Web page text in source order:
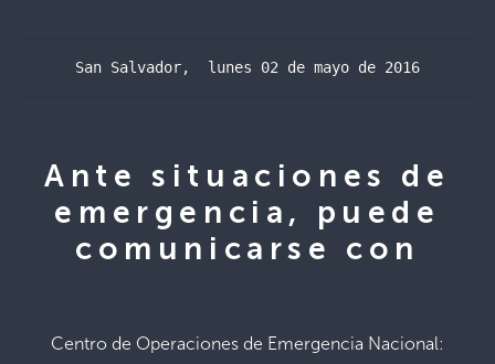
San Salvador,  lunes 02 de mayo de 2016
Ante situaciones de
emergencia, puede
comunicarse con
Centro de Operaciones de Emergencia Nacional: